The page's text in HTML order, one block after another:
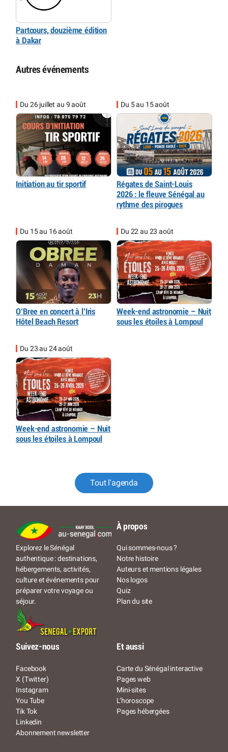
Partcours, douzième édition
à Dakar
Autres événements
Du 26 juillet au 9 août
Initiation au tir sportif
Du 5 au 15 août
Régates de Saint-Louis
2026 : le fleuve Sénégal au
rythme des pirogues
Du 15 au 16 août
O’Bree en concert à l’Iris
Hôtel Beach Resort
Du 22 au 23 août
Week-end astronomie – Nuit
sous les étoiles à Lompoul
Du 23 au 24 août
Week-end astronomie – Nuit
sous les étoiles à Lompoul
Tout l'agenda
Explorez le Sénégal
authentique : destinations,
hébergements, activités,
culture et événements pour
préparer votre voyage ou
séjour.
À propos
Qui sommes-nous ?
Notre histoire
Auteurs et mentions légales
Nos logos
Quiz
Plan du site
Suivez-nous
Facebook
X (Twitter)
Instagram
You Tube
Tik Tok
Linkedin
Abonnement newsletter
Et aussi
Carte du Sénégal interactive
Pages web
Mini-sites
L’horoscope
Pages hébergées